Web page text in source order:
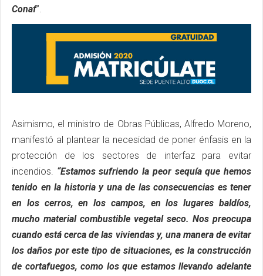
Conaf”.
Asimismo, el ministro de Obras Públicas, Alfredo Moreno,
manifestó al plantear la necesidad de poner énfasis en la
protección de los sectores de interfaz para evitar
incendios. “Estamos sufriendo la peor sequía que hemos
tenido en la historia y una de las consecuencias es tener
en los cerros, en los campos, en los lugares baldíos,
mucho material combustible vegetal seco. Nos preocupa
cuando está cerca de las viviendas y, una manera de evitar
los daños por este tipo de situaciones, es la construcción
de cortafuegos, como los que estamos llevando adelante